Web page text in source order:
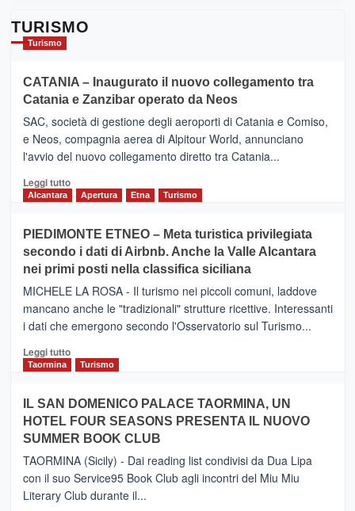
TURISMO
Turismo
CATANIA – Inaugurato il nuovo collegamento tra
Catania e Zanzibar operato da Neos
SAC, società di gestione degli aeroporti di Catania e Comiso,
e Neos, compagnia aerea di Alpitour World, annunciano
l'avvio del nuovo collegamento diretto tra Catania...
Leggi tuttoLeggi
CATANIA
–
Inaugurato
il
nuovo
collegamento
tra
e
Zanzibar
da
Neos
Alcantara Apertura Etna Turismo
PIEDIMONTE ETNEO – Meta turistica privilegiata
secondo i dati di Airbnb. Anche la Valle Alcantara
nei primi posti nella classifica siciliana
MICHELE LA ROSA - Il turismo nei piccoli comuni, laddove
mancano anche le "tradizionali" strutture ricettive. Interessanti
i dati che emergono secondo l'Osservatorio sul Turismo...
Leggi tuttoLeggi
PIEDIMONTE
ETNEO
–
Meta
turistica
privilegiata
secondo
Taormina Turismo
IL SAN DOMENICO PALACE TAORMINA, UN
HOTEL FOUR SEASONS PRESENTA IL NUOVO
SUMMER BOOK CLUB
TAORMINA (Sicily) - Dai reading list condivisi da Dua Lipa
con il suo Service95 Book Club agli incontri del Miu Miu
Literary Club durante il...